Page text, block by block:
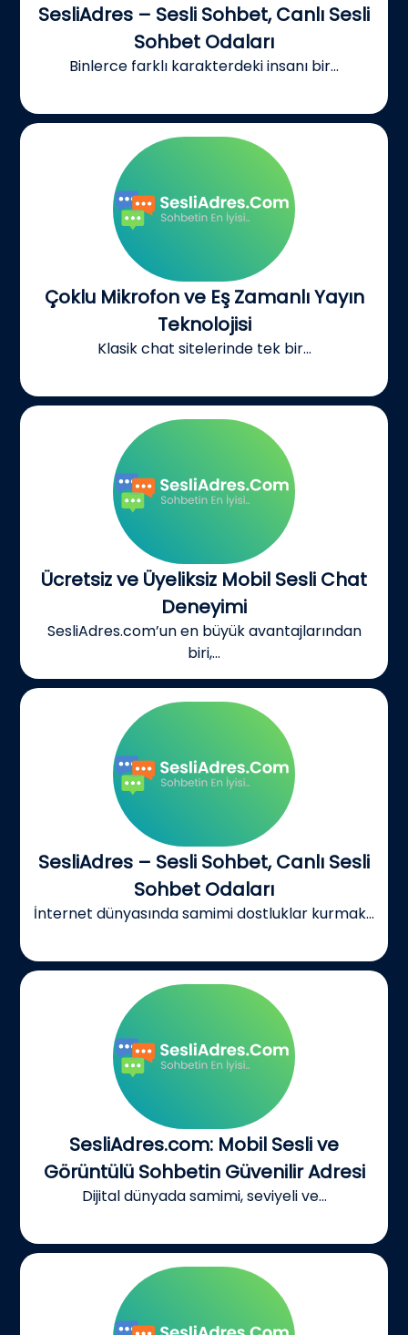
SesliAdres – Sesli Sohbet, Canlı Sesli
Sohbet Odaları
Binlerce farklı karakterdeki insanı bir...
Çoklu Mikrofon ve Eş Zamanlı Yayın
Teknolojisi
Klasik chat sitelerinde tek bir...
Ücretsiz ve Üyeliksiz Mobil Sesli Chat
Deneyimi
SesliAdres.com’un en büyük avantajlarından
biri,...
SesliAdres – Sesli Sohbet, Canlı Sesli
Sohbet Odaları
İnternet dünyasında samimi dostluklar kurmak...
SesliAdres.com: Mobil Sesli ve
Görüntülü Sohbetin Güvenilir Adresi
Dijital dünyada samimi, seviyeli ve...